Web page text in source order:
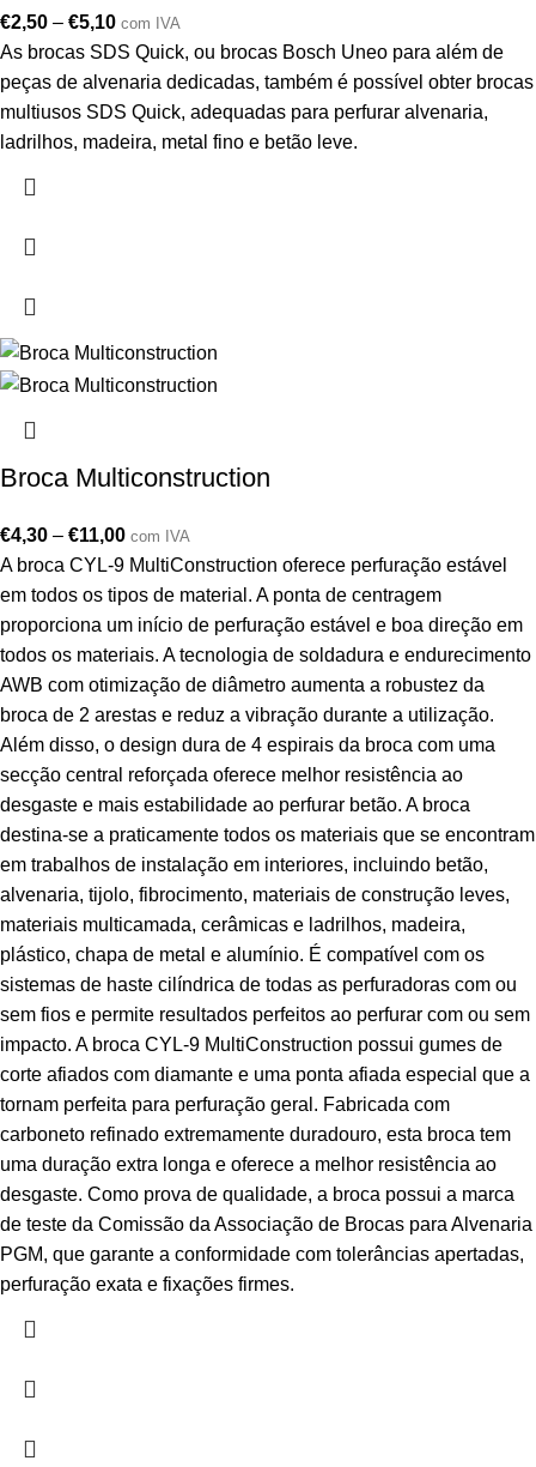
€2,50 – €5,10 com IVA
As brocas SDS Quick, ou brocas Bosch Uneo para além de
peças de alvenaria dedicadas, também é possível obter brocas
multiusos SDS Quick, adequadas para perfurar alvenaria,
ladrilhos, madeira, metal fino e betão leve.
Broca Multiconstruction
€4,30 – €11,00 com IVA
A broca CYL-9 MultiConstruction oferece perfuração estável
em todos os tipos de material. A ponta de centragem
proporciona um início de perfuração estável e boa direção em
todos os materiais. A tecnologia de soldadura e endurecimento
AWB com otimização de diâmetro aumenta a robustez da
broca de 2 arestas e reduz a vibração durante a utilização.
Além disso, o design dura de 4 espirais da broca com uma
secção central reforçada oferece melhor resistência ao
desgaste e mais estabilidade ao perfurar betão. A broca
destina-se a praticamente todos os materiais que se encontram
em trabalhos de instalação em interiores, incluindo betão,
alvenaria, tijolo, fibrocimento, materiais de construção leves,
materiais multicamada, cerâmicas e ladrilhos, madeira,
plástico, chapa de metal e alumínio. É compatível com os
sistemas de haste cilíndrica de todas as perfuradoras com ou
sem fios e permite resultados perfeitos ao perfurar com ou sem
impacto. A broca CYL-9 MultiConstruction possui gumes de
corte afiados com diamante e uma ponta afiada especial que a
tornam perfeita para perfuração geral. Fabricada com
carboneto refinado extremamente duradouro, esta broca tem
uma duração extra longa e oferece a melhor resistência ao
desgaste. Como prova de qualidade, a broca possui a marca
de teste da Comissão da Associação de Brocas para Alvenaria
PGM, que garante a conformidade com tolerâncias apertadas,
perfuração exata e fixações firmes.